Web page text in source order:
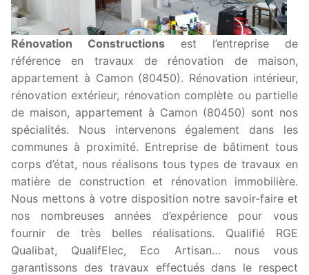
Rénovation Constructions est l’entreprise de
référence en travaux de rénovation de maison,
appartement à Camon (80450). Rénovation intérieur,
rénovation extérieur, rénovation complète ou partielle
de maison, appartement à Camon (80450) sont nos
spécialités. Nous intervenons également dans les
communes à proximité. Entreprise de bâtiment tous
corps d’état, nous réalisons tous types de travaux en
matière de construction et rénovation immobilière.
Nous mettons à votre disposition notre savoir-faire et
nos nombreuses années d’expérience pour vous
fournir de très belles réalisations. Qualifié RGE
Qualibat, QualifElec, Eco Artisan… nous vous
garantissons des travaux effectués dans le respect